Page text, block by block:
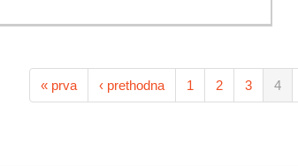
« prva ‹ prethodna 1 2 3 4